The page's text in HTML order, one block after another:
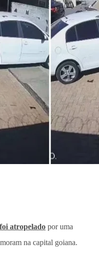
atropelado por uma
na capital goiana.